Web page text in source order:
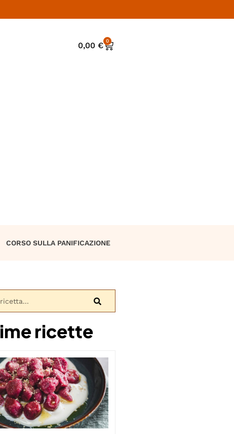
0,00 € 0
CORSO SULLA PANIFICAZIONE
ricette